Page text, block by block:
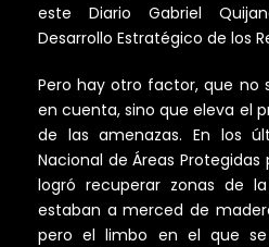
este Diario Gabriel
Desarrollo Estratégico de los
Pero hay otro factor, que no
en cuenta, sino que eleva el
de las amenazas. En los
Nacional de Áreas
logró recuperar zonas de
estaban a merced de
pero el limbo en el que